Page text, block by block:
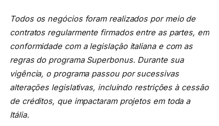
Todos os negócios foram realizados por meio de
contratos regularmente firmados entre as partes, em
conformidade com a legislação italiana e com as
regras do programa Superbonus. Durante sua
vigência, o programa passou por sucessivas
alterações legislativas, incluindo restrições à cessão
de créditos, que impactaram projetos em toda a
Itália.